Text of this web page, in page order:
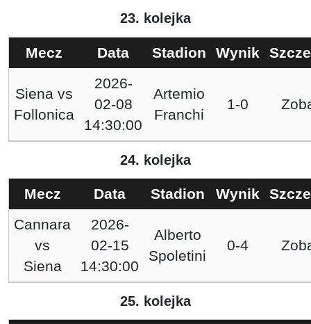
23. kolejka
Mecz Data Stadion Wynik
Siena vs
Follonica
2026-
02-08
14:30:00
Artemio
Franchi
1-0
24. kolejka
Mecz Data Stadion Wynik
Cannara
vs
Siena
2026-
02-15
14:30:00
Alberto
Spoletini
0-4
25. kolejka